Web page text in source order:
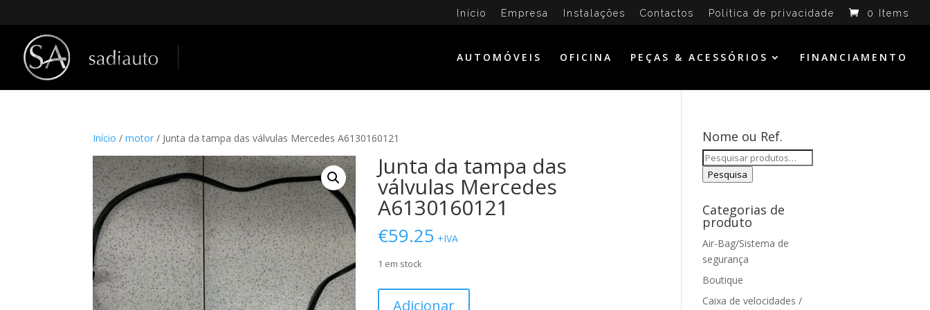
Início Empresa Instalações Contactos Política de privacidade 0 Items
AUTOMÓVEIS OFICINA PEÇAS & ACESSÓRIOS FINANCIAMENTO
Início /motor / Junta da tampa das válvulas Mercedes A6130160121
Junta da tampa das
válvulas Mercedes
A6130160121
€59.25 +IVA
1 em stock
Adicionar
Nome ou Ref.
Pesquisar
por:
Pesquisa
Categorias de
produto
Air-Bag/Sistema de
segurança
Boutique
Caixa de velocidades /